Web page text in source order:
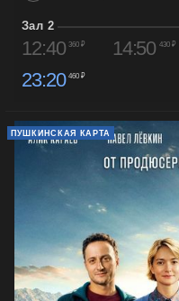
Зал 2
12:40 360 ₽ 14:50 430 ₽
23:20 460 ₽
ПУШКИНСКАЯ КАРТА